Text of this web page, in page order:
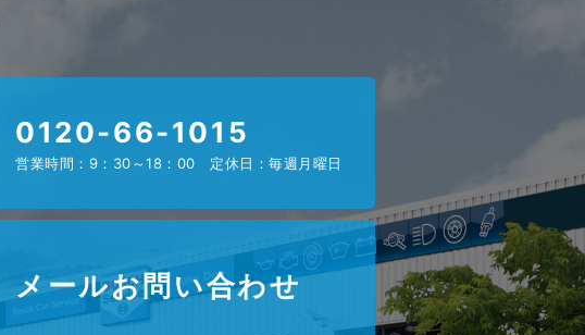
0120-66-1015
営業時間：9：30～18：00 定休日：毎週月曜日
メールお問い合わせ